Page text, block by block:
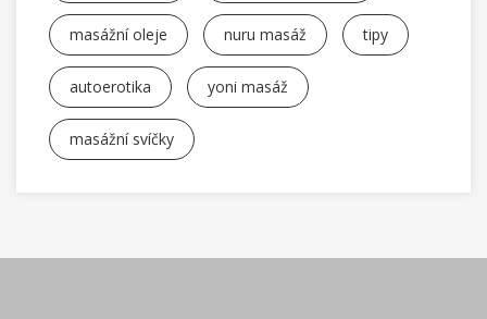
masážní oleje nuru masáž tipy
autoerotika yoni masáž
masážní svíčky